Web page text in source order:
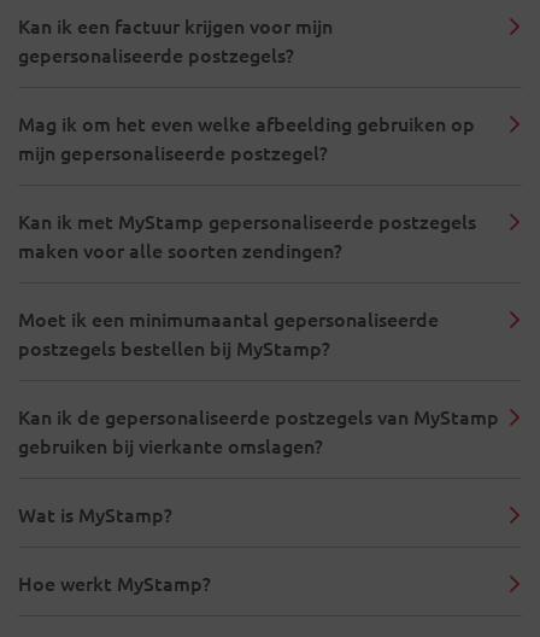
Kan ik een factuur krijgen voor mijn
gepersonaliseerde postzegels?
Mag ik om het even welke afbeelding gebruiken op
mijn gepersonaliseerde postzegel?
Kan ik met MyStamp gepersonaliseerde postzegels
maken voor alle soorten zendingen?
Moet ik een minimumaantal gepersonaliseerde
postzegels bestellen bij MyStamp?
Kan ik de gepersonaliseerde postzegels van MyStamp
gebruiken bij vierkante omslagen?
Wat is MyStamp?
Hoe werkt MyStamp?